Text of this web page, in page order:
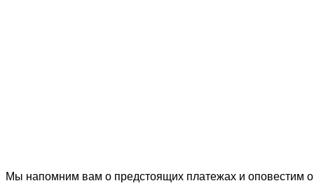
Мы напомним вам о предстоящих платежах и оповестим о